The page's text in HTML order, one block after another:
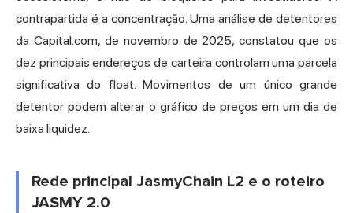
contrapartida é a concentração. Uma análise de detentores
da Capital.com, de novembro de 2025, constatou que os
dez principais endereços de carteira controlam uma parcela
significativa do float. Movimentos de um único grande
detentor podem alterar o gráfico de preços em um dia de
baixa liquidez.
Rede principal JasmyChain L2 e o roteiro
JASMY 2.0